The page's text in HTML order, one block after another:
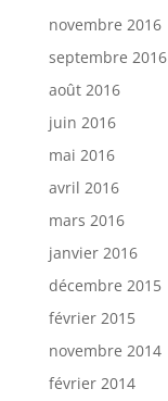
novembre 2016
septembre 2016
août 2016
juin 2016
mai 2016
avril 2016
mars 2016
janvier 2016
décembre 2015
février 2015
novembre 2014
février 2014